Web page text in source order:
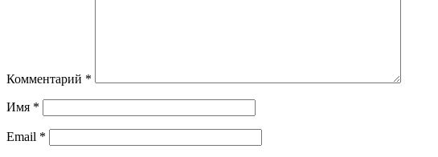
Комментарий *
Имя *
Email *